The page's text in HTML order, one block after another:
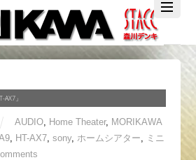
」
AUDIO, Home Theater, MORIKAWA
, HT-AX7, sony, ホームシアター
ミニ